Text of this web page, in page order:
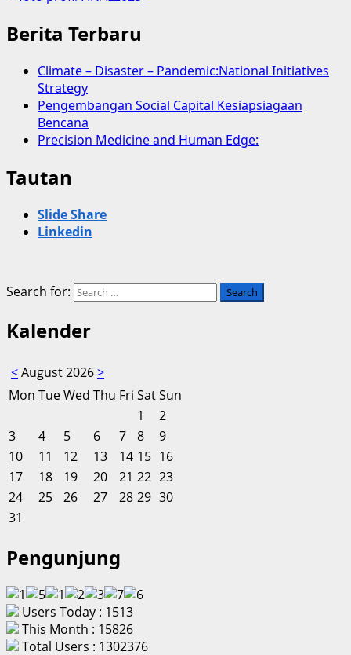
Berita Terbaru
Climate – Disaster – Pandemic:National Initiatives
Strategy
Pengembangan Social Capital Kesiapsiagaan
Bencana
Precision Medicine and Human Edge:
Tautan
Slide Share
Linkedin
Search for:
Kalender
<August 2026>
Mon TueWed Thu Fri SatSun
1
2
3
4 5 6 7 8
9
10
11 12 13 14 15 16
17
18 19 20 21 22 23
24
25 26 27 28 29 30
31
Pengunjung
Users Today : 1513
This Month : 15826
Total Users : 1302376